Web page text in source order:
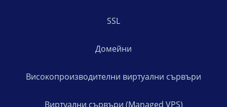
SSL
Домейни
Високопроизводителни виртуални сървъри
Виртуални сървъри (Managed VPS)